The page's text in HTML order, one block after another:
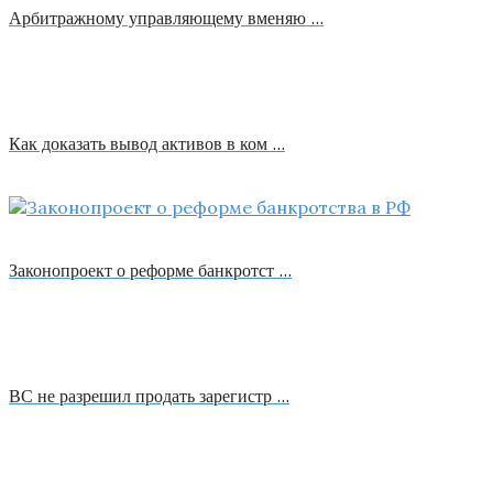
Арбитражному управляющему вменяю …
Как доказать вывод активов в ком …
Законопроект о реформе банкротст …
ВС не разрешил продать зарегистр …